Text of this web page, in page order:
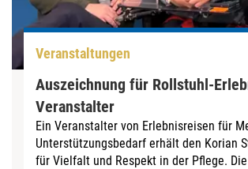
Veranstaltungen
Auszeichnung für Rollstuhl-
Veranstalter
Ein Veranstalter von Erlebnisreisen für
Unterstützungsbedarf erhält den Korian
für Vielfalt und Respekt in der Pflege. Die